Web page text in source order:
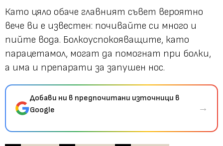
Като цяло обаче главният съвет вероятно
вече ви е известен: почивайте си много и
пийте вода. Болкоуспокояващите, като
парацетамол, могат да помогнат при болки,
а има и препарати за запушен нос.
Добави ни в предпочитани източници в
Google
→